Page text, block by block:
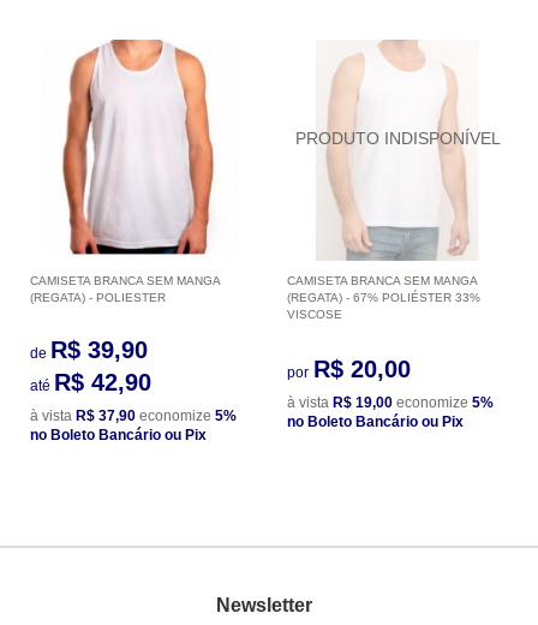
CAMISETA BRANCA SEM MANGA
(REGATA) - POLIESTER
de R$ 39,90
até R$ 42,90
à vista R$ 37,90 economize 5%
no Boleto Bancário ou Pix
CAMISETA BRANCA SEM MANGA
(REGATA) - 67% POLIÉSTER 33%
VISCOSE
por R$ 20,00
à vista R$ 19,00 economize 5%
no Boleto Bancário ou Pix
Newsletter